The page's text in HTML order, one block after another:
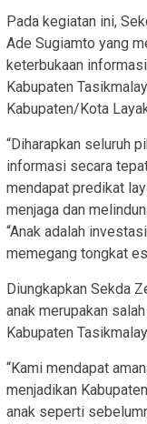
Pada kegiatan ini,
Ade Sugiamto yang
keterbukaan
Kabupaten
Kabupaten/Kota
“Diharapkan seluruh
informasi secara
mendapat predikat
menjaga dan
“Anak adalah
memegang tongkat
Diungkapkan Sekda
anak merupakan
Kabupaten
“Kami mendapat
menjadikan
anak seperti